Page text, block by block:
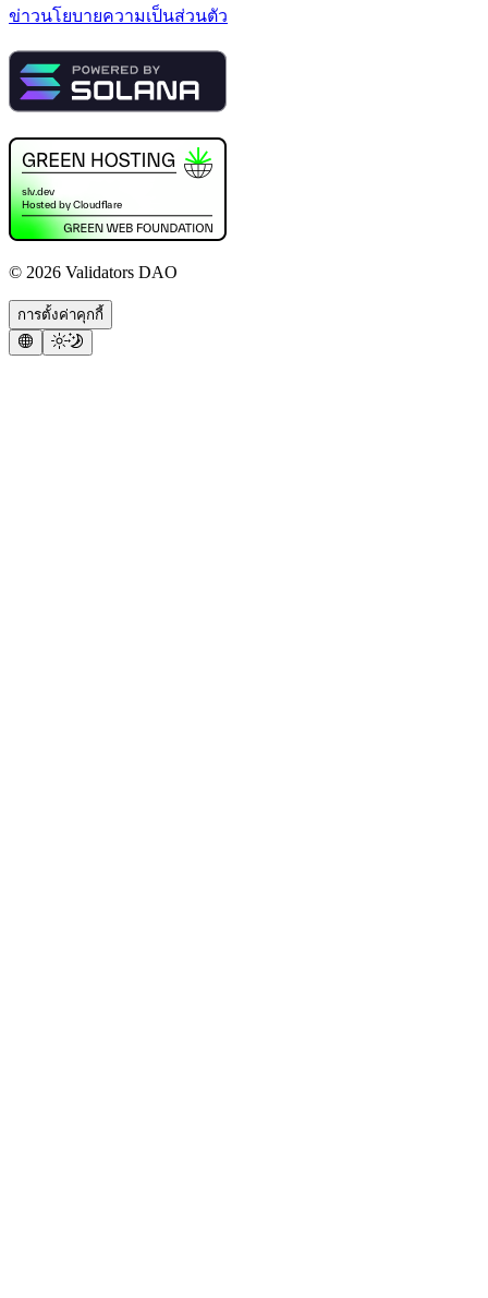
ข่าวนโยบายความเป็นส่วนตัว
© 2026 Validators DAO
การตั้งค่าคุกกี้